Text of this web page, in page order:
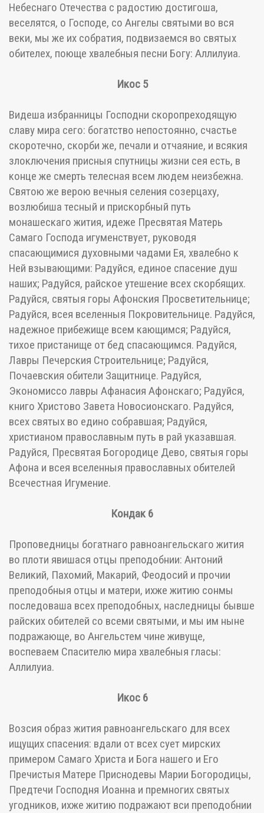
Небеснаго Отечества с радостию достигоша,
веселятся, о Господе, со Ангелы святыми во вся
веки, мы же их собратия, подвизаемся во святых
обителех, поюще хвалебныя песни Богу: Аллилуиа.
Икос 5
Видеша избранницы Господни скоропреходящую
славу мира сего: богатство непостоянно, счастье
скоротечно, скорби же, печали и отчаяние, и всякия
злоключения присныя спутницы жизни сея есть, в
конце же смерть телесная всем людем неизбежна.
Святою же верою вечныя селения созерцаху,
возлюбиша тесный и прискорбный путь
монашескаго жития, идеже Пресвятая Матерь
Самаго Господа игуменствует, руководя
спасающимися духовными чадами Ея, хвалебно к
Ней взывающими: Радуйся, единое спасение душ
наших; Радуйся, райское утешение всех скорбящих.
Радуйся, святыя горы Афонския Просветительнице;
Радуйся, всея вселенныя Покровительнице. Радуйся,
надежное прибежище всем кающимся; Радуйся,
тихое пристанище от бед спасающимся. Радуйся,
Лавры Печерския Строительнице; Радуйся,
Почаевския обители Защитнице. Радуйся,
Экономиссо лавры Афанасия Афонскаго; Радуйся,
книго Христово Завета Новосионскаго. Радуйся,
всех святых во едино собравшая; Радуйся,
христианом православным путь в рай указавшая.
Радуйся, Пресвятая Богородице Дево, святыя горы
Афона и всея вселенныя православных обителей
Всечестная Игумение.
Кондак 6
Проповедницы богатнаго равноангельскаго жития
во плоти явишася отцы преподобнии: Антоний
Великий, Пахомий, Макарий, Феодосий и прочии
преподобныя отцы и матери, ихже житию сонмы
последоваша всех преподобных, наследницы бывше
райских обителей со всеми святыми, и мы им ныне
подражающе, во Ангельстем чине живуще,
воспеваем Спасителю мира хвалебныя гласы:
Аллилуиа.
Икос 6
Возсия образ жития равноангельскаго для всех
ищущих спасения: вдали от всех сует мирских
примером Самаго Христа и Бога нашего и Его
Пречистыя Матере Приснодевы Марии Богородицы,
Предтечи Господня Иоанна и премногих святых
угодников, ихже житию подражают вси преподобнии